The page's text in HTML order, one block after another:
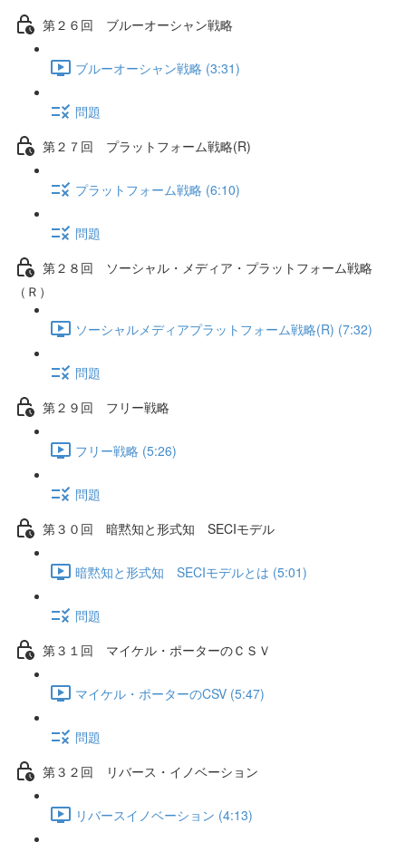
第２６回 ブルーオーシャン戦略
ブルーオーシャン戦略 (3:31)
問題
第２７回 プラットフォーム戦略(R)
プラットフォーム戦略 (6:10)
問題
第２８回 ソーシャル・メディア・プラットフォーム戦略
（Ｒ）
ソーシャルメディアプラットフォーム戦略(R) (7:32)
問題
第２９回 フリー戦略
フリー戦略 (5:26)
問題
第３０回 暗黙知と形式知 SECIモデル
暗黙知と形式知 SECIモデルとは (5:01)
問題
第３１回 マイケル・ポーターのＣＳＶ
マイケル・ポーターのCSV (5:47)
問題
第３２回 リバース・イノベーション
リバースイノベーション (4:13)